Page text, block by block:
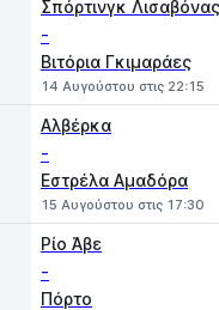
Σπόρτινγκ Λισαβόνας
-
Βιτόρια Γκιμαράες
14 Αυγούστου στις 22:15
Αλβέρκα
-
Εστρέλα Αμαδόρα
15 Αυγούστου στις 17:30
Ρίο Άβε
-
Πόρτο